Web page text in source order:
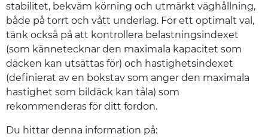
stabilitet, bekväm körning och utmärkt väghållning,
både på torrt och vått underlag. För ett optimalt val,
tänk också på att kontrollera belastningsindexet
(som kännetecknar den maximala kapacitet som
däcken kan utsättas för) och hastighetsindexet
(definierat av en bokstav som anger den maximala
hastighet som bildäck kan tåla) som
rekommenderas för ditt fordon.
Du hittar denna information på: